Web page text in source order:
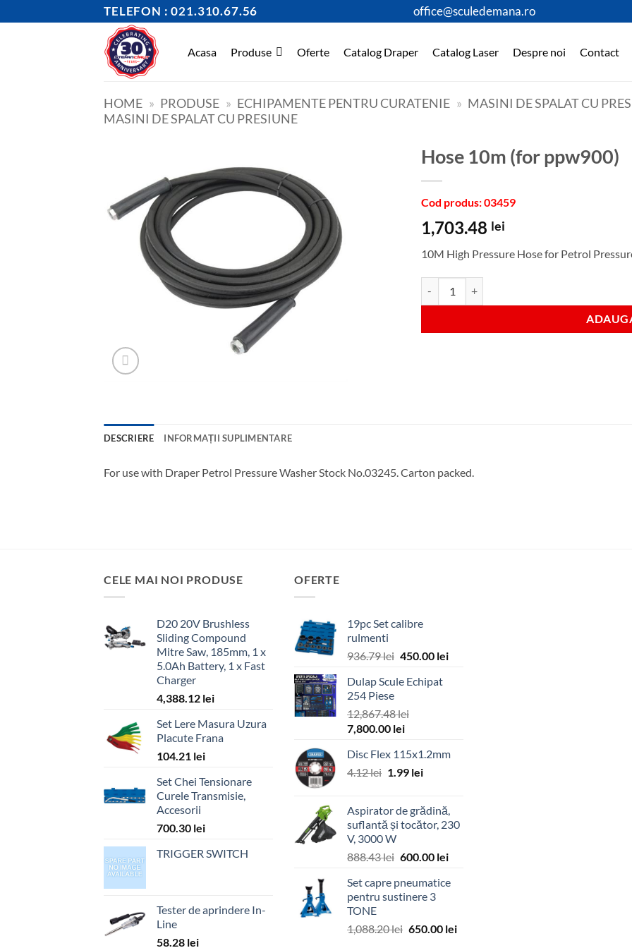
to
TELEFON : 021.310.67.56 office@sculedemana.ro
Acasa Produse Oferte Catalog Draper Catalog Laser Despre noi Contact
HOME » PRODUSE » ECHIPAMENTE PENTRU CURATENIE » MASINI DE SPALAT CU
MASINI DE SPALAT CU PRESIUNE
hose 10m (for ppw900)
Cod produs: 03459
1,703.48 lei
10M High Pressure Hose for Petrol
DESCRIERE INFORMAȚII SUPLIMENTARE
For use with Draper Petrol Pressure Washer Stock No.03245. Carton packed.
CELE MAI NOI PRODUSE
D20 20V Brushless
Sliding Compound
Mitre Saw, 185mm, 1 x
5.0Ah Battery, 1 x Fast
Charger
4,388.12 lei
Set Lere Masura Uzura
Placute Frana
104.21 lei
Set Chei Tensionare
Curele Transmisie,
Accesorii
700.30 lei
TRIGGER SWITCH
Tester de aprindere In-
Line
58.28 lei
OFERTE
19pc Set calibre
rulmenti
936.79lei Prețul
a
936.79 lei.
450.00 leiPrețul
Dulap Scule Echipat
254 Piese
12,867.48lei
Prețul
a
fost:
7,800.00 leiPrețul
este:
7,800.00 lei.
Disc Flex 115x1.2mm
4.12lei Prețul
fost:
4.12 lei.
1.99 leiPrețul
1.99 lei.
Aspirator de grădină,
suflantă și tocător, 230
V, 3000 W
888.43lei Prețul
a
fost:
600.00 leiPrețul
este:
Set capre pneumatice
pentru sustinere 3
TONE
1,088.20lei Prețul
650.00 leiPrețul